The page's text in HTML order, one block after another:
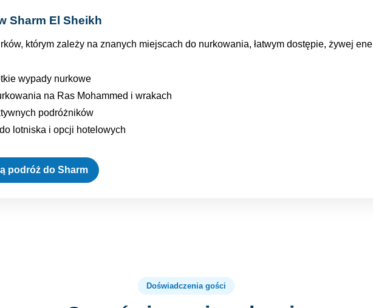
Sharm El Sheikh
którym zależy na znanych miejscach do nurkowania, łatwym dostępie, żywej
wypady nurkowe
na Ras Mohammed i wrakach
podróżników
lotniska i opcji hotelowych
podróż do Sharm
Doświadczenia gości